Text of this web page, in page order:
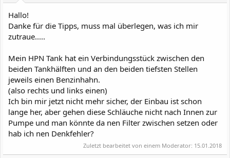
Hallo!
Danke für die Tipps, muss mal überlegen, was ich mir
zutraue.....
Mein HPN Tank hat ein Verbindungsstück zwischen den
beiden Tankhälften und an den beiden tiefsten Stellen
jeweils einen Benzinhahn.
(also rechts und links einen)
Ich bin mir jetzt nicht mehr sicher, der Einbau ist schon
lange her, aber gehen diese Schläuche nicht nach Innen zur
Pumpe und man könnte da nen Filter zwischen setzen oder
hab ich nen Denkfehler?
Zuletzt bearbeitet von einem Moderator: 15.01.2018